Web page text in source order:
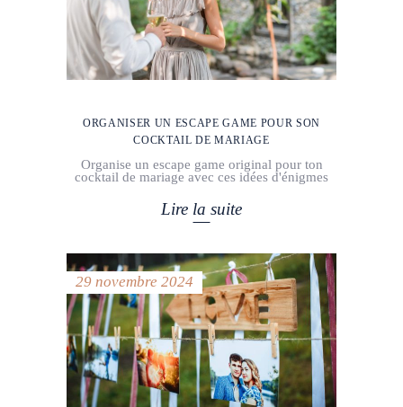
ORGANISER UN ESCAPE GAME POUR SON
COCKTAIL DE MARIAGE
Organise un escape game original pour ton
cocktail de mariage avec ces idées d'énigmes
Lire la suite
29 novembre 2024